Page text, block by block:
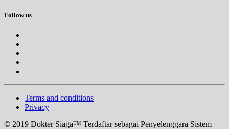
Follow us
Terms and conditions
Privacy
© 2019 Dokter Siaga™ Terdaftar sebagai Penyelenggara Sistem